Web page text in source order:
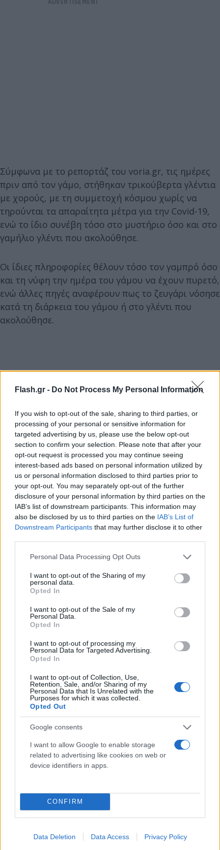
Flash.gr - Do Not Process My Personal Information
If you wish to opt-out of the sale, sharing to third parties, or
processing of your personal or sensitive information for
targeted advertising by us, please use the below opt-out
section to confirm your selection. Please note that after your
opt-out request is processed you may continue seeing
interest-based ads based on personal information utilized by
us or personal information disclosed to third parties prior to
your opt-out. You may separately opt-out of the further
disclosure of your personal information by third parties on the
IAB’s list of downstream participants. This information may
also be disclosed by us to third parties on the IAB’s List of
Downstream Participants that may further disclose it to other
Please note that this website/app uses one or more Google
not limited to your visit or usage behaviour. You may click to
grant or deny consent to Google and its third-party tags to
use your data for below specified purposes in below Google
consent section.
Personal Data Processing Opt Outs
I want to opt-out of the Sharing of my
personal data.
Opted In
I want to opt-out of the Sale of my
Personal Data.
Opted In
I want to opt-out of processing my
Personal Data for Targeted Advertising.
Opted In
I want to opt-out of Collection, Use,
Retention, Sale, and/or Sharing of my
Personal Data that Is Unrelated with the
Purposes for which it was collected.
Opted Out
Google consents
I want to allow Google to enable storage
related to advertising like cookies on web or
device identifiers in apps.
CONFIRM
Data Deletion Data Access Privacy Policy
Σύμφωνα με το ρεπορτάζ του voria.gr, τις ημέρες
πριν από τον γάμο, στήθηκαν τρικούβερτα γλέντια
με χορούς, με τη συμμετοχή κόσμου χωρίς να
τηρούνται τα απαραίτητα μέτρα για την Covid-19,
ενώ το ίδιο συνέβη τόσο στο μυστήριο όσο και στο
γαμήλιο γλέντι που ακολούθησε.
Οι ίδιες πληροφορίες θέλουν τόσο τον γαμπρό όσο
και τη νύφη την ημέρα του γάμου να έχουν πυρετό,
ενώ άλλες πηγές αναφέρουν πως το ζευγάρι νόσησε
κατά τη διάρκεια του γάμου ή στο γλέντι που
ακολούθησε.
Διασπορά του ιού σε όλη την περιοχή
Αποτέλεσμα όλων αυτών ήταν τα κρούσματα
κορονoϊού να εκτοξευθούν στο χωριό, ενώ υπήρξε
τεράστια διασπορά καθώς στα γαμήλια γλέντια
συμμετείχαν και κάτοικοι γειτονικών χωριών αλλά
και από τη Νάουσα.
Φωτογράφος που ήταν στο γάμο, μίλησε στο
καραντίνα, χωρίς να νοσεί, ωστόσο όπως λέει
συγγενείς του που ήταν καλεσμένοι στο γάμο